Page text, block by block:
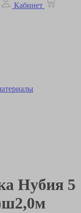
Кабинет
Нубия 5